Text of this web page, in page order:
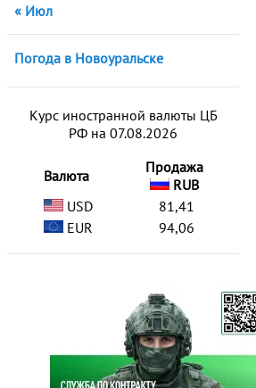
« Июл
Погода в Новоуральске
Курс иностранной валюты ЦБ
РФ на 07.08.2026
Валюта
Продажа
RUB
USD
81,41
EUR
94,06